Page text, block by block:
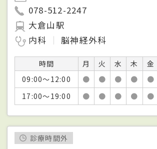
078-512-2247
大倉山駅
内科
脳神経外科
時間 月 火 水 木 金
09:00～12:00
● ● ● ● ●
17:00～19:00
● ● ● ● ●
診療時間外